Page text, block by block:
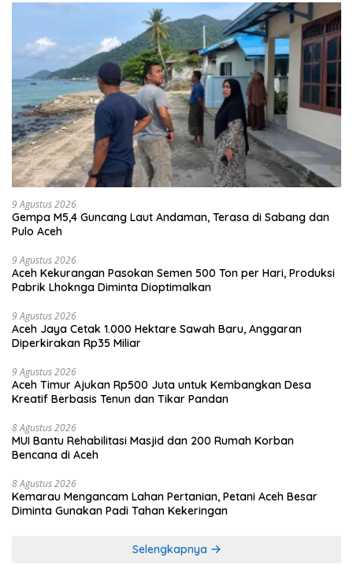
9 Agustus 2026
Gempa M5,4 Guncang Laut Andaman, Terasa di Sabang dan
Pulo Aceh
9 Agustus 2026
Aceh Kekurangan Pasokan Semen 500 Ton per Hari, Produksi
Pabrik Lhoknga Diminta Dioptimalkan
9 Agustus 2026
Aceh Jaya Cetak 1.000 Hektare Sawah Baru, Anggaran
Diperkirakan Rp35 Miliar
9 Agustus 2026
Aceh Timur Ajukan Rp500 Juta untuk Kembangkan Desa
Kreatif Berbasis Tenun dan Tikar Pandan
8 Agustus 2026
MUI Bantu Rehabilitasi Masjid dan 200 Rumah Korban
Bencana di Aceh
8 Agustus 2026
Kemarau Mengancam Lahan Pertanian, Petani Aceh Besar
Diminta Gunakan Padi Tahan Kekeringan
Selengkapnya